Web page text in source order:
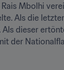
Mbolhi
Als die
dieser
der